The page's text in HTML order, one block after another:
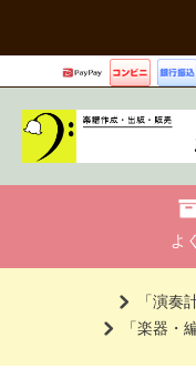
よ
「演奏
「楽器・